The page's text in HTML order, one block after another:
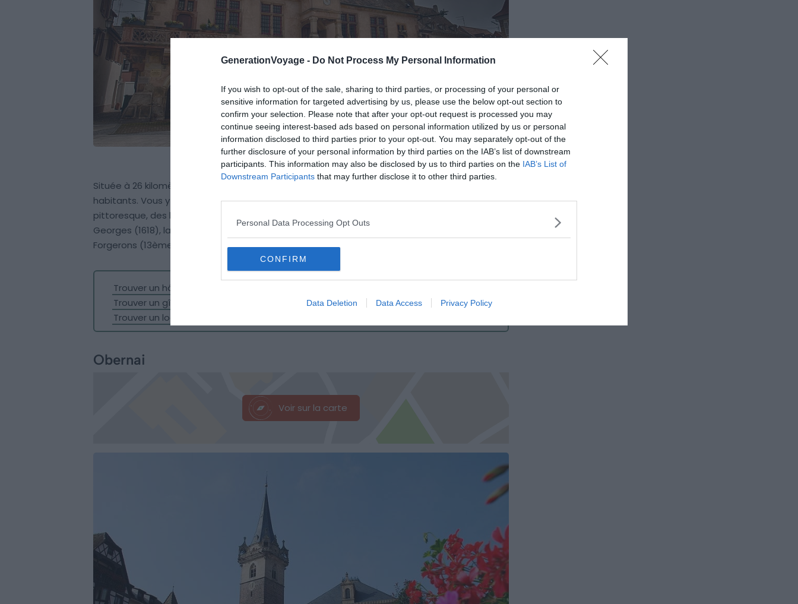
GenerationVoyage - Do Not Process My Personal Information
If you wish to opt-out of the sale, sharing to third parties, or processing of your personal or
sensitive information for targeted advertising by us, please use the below opt-out section to
confirm your selection. Please note that after your opt-out request is processed you may
continue seeing interest-based ads based on personal information utilized by us or personal
information disclosed to third parties prior to your opt-out. You may separately opt-out of the
further disclosure of your personal information by third parties on the IAB’s list of downstream
participants. This information may also be disclosed by us to third parties on the IAB’s List of
Downstream Participants that may further disclose it to other third parties.
Personal Data Processing Opt Outs
CONFIRM
Data Deletion Data Access Privacy Policy
Crédit photo : Flickr – Tristan Schmurr
Située à 26 kilomètres à l’ouest de
habitants. Vous y trouverez quelques hôtels où dormir àMolsheim, un centre-ville médiéval
pittoresque, des bars et restaurants et quelques bâtiments historiques : l’église Saint-
Georges (1618), la chapelle Notre-Dame, le Prieuré de la Chartreuse (1598), la Porte des
Forgerons (13ème et 14ème siècles).
Trouver un hôtel à Molsheim
Trouver un gîte à Molsheim
Trouver un logement Airbnb à Molsheim
Obernai
Voir sur la carte